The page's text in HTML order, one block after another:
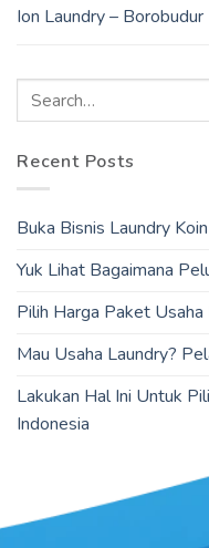
Ion Laundry – Borobudur
Recent Posts
Buka Bisnis Laundry Koin
Yuk Lihat Bagaimana
Pilih Harga Paket Usaha
Mau Usaha Laundry?
Lakukan Hal Ini Untuk
Indonesia